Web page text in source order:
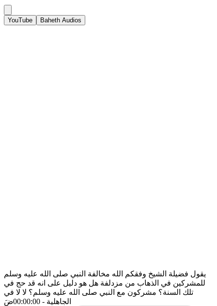
YouTube Baheth Audios
يقول فضيلة الشيخ وفقكم الله مخالفة النبي صلى الله عليه وسلم
للمشركين في الذهاب من مزدلفة هل هو دليل على انه قد حج في
تلك السنة؟ مشركون مع النبي صلى الله عليه وسلم؟ لا لا في
الجاهلية - 00:00:00 ضَ